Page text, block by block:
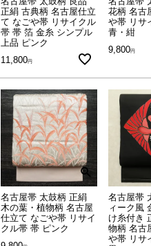
正絹 古典柄 名古屋仕立
て なごや帯 リサイクル
帯 帯 箔 金糸 シンプル
上品 ピンク
11,800
花柄 名古
や帯 リサ
青・紺
9,800
名古屋帯 太鼓柄 正絹
木の葉・植物柄 名古屋
仕立て なごや帯 リサイ
クル帯 帯 ピンク
名古屋帯
ィーク風
け糸付き
物柄 名古
や帯 リサ